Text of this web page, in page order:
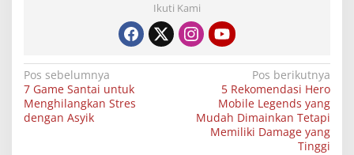
Ikuti Kami
Navigasi
pos
Pos sebelumnya
7 Game Santai untuk
Menghilangkan Stres
dengan Asyik
Pos berikutnya
5 Rekomendasi Hero
Mobile Legends yang
Mudah Dimainkan Tetapi
Memiliki Damage yang
Tinggi